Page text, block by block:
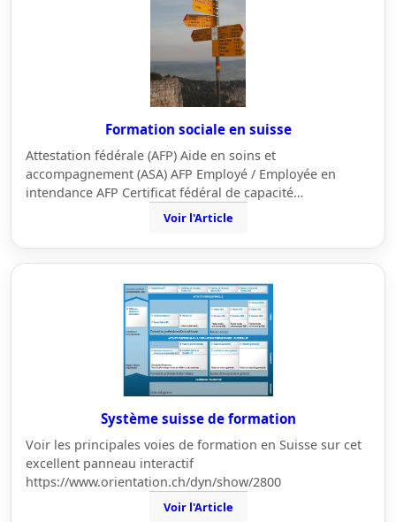
Formation sociale en suisse
Attestation fédérale (AFP) Aide en soins et
accompagnement (ASA) AFP Employé / Employée en
intendance AFP Certificat fédéral de capacité…
Voir l'Article
Système suisse de formation
Voir les principales voies de formation en Suisse sur cet
excellent panneau interactif
https://www.orientation.ch/dyn/show/2800
Voir l'Article